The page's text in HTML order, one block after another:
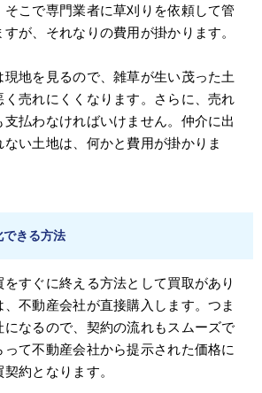
そこで専門業者に草刈りを依頼して管
が、それなりの費用が掛かります。
地を見るので、雑草が生い茂った土
売れにくくなります。さらに、売れ
支払わなければいけません。仲介に出
ない土地は、何かと費用が掛かりま
できる方法
すぐに終える方法として買取があり
、不動産会社が直接購入します。つま
になるので、契約の流れもスムーズで
て不動産会社から提示された価格に
約となります。